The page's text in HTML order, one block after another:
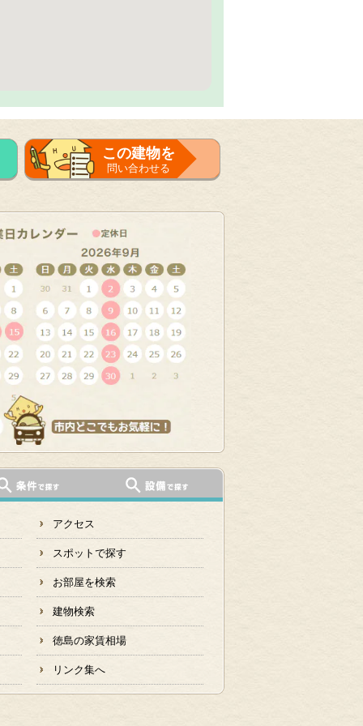
この建物を
問い合わせる
アクセス
スポットで探す
お部屋を検索
建物検索
徳島の家賃相場
リンク集へ